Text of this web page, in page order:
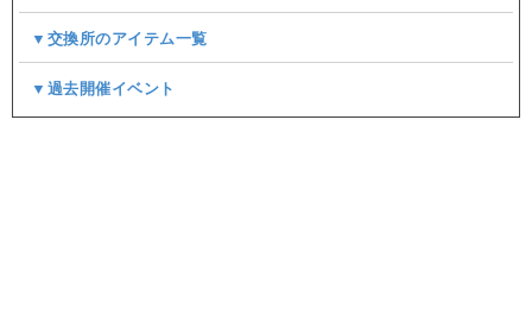
▼交換所のアイテム一覧
▼過去開催イベント